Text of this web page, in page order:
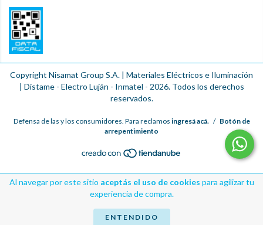
Al navegar por este sitio aceptás el uso de cookies para agilizar tu
experiencia de compra.
ENTENDIDO
Copyright Nisamat Group S.A. | Materiales Eléctricos e Iluminación
| Distame - Electro Luján - Inmatel - 2026. Todos los derechos
reservados.
Defensa de las y los consumidores. Para reclamos ingresá acá. / Botón de
arrepentimiento